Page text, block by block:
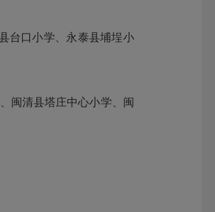
台口小学、永泰县埔埕小
闽清县塔庄中心小学、闽